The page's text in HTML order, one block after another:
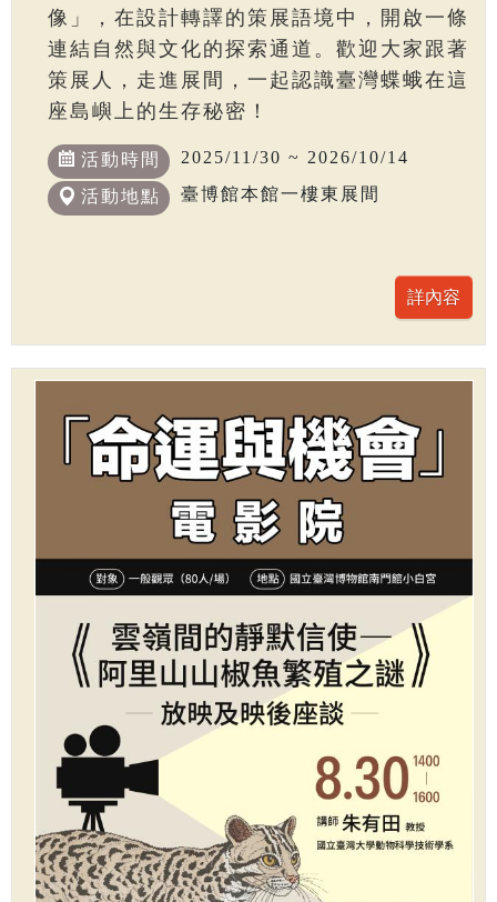
像」，在設計轉譯的策展語境中，開啟一條
連結自然與文化的探索通道。歡迎大家跟著
策展人，走進展間，一起認識臺灣蝶蛾在這
座島嶼上的生存秘密！
活動時間 2025/11/30 ~ 2026/10/14
活動地點 臺博館本館一樓東展間